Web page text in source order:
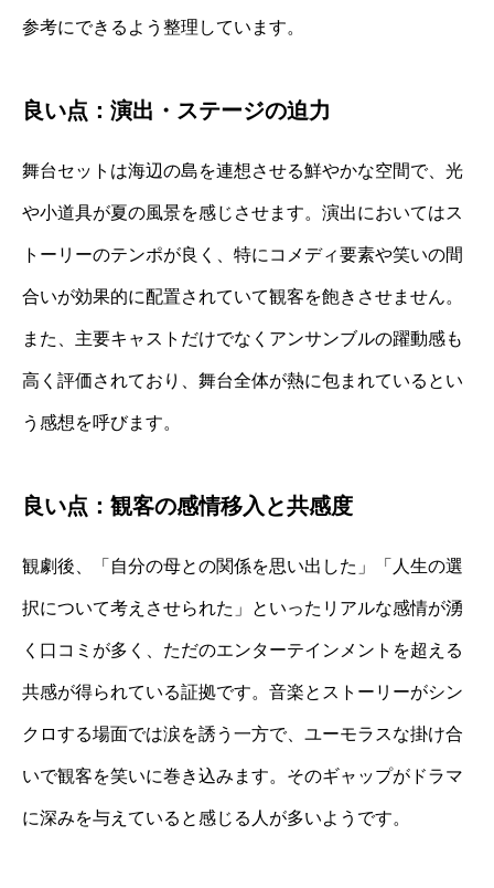
参考にできるよう整理しています。
良い点：演出・ステージの迫力
舞台セットは海辺の島を連想させる鮮やかな空間で、光
や小道具が夏の風景を感じさせます。演出においてはス
トーリーのテンポが良く、特にコメディ要素や笑いの間
合いが効果的に配置されていて観客を飽きさせません。
また、主要キャストだけでなくアンサンブルの躍動感も
高く評価されており、舞台全体が熱に包まれているとい
う感想を呼びます。
良い点：観客の感情移入と共感度
観劇後、「自分の母との関係を思い出した」「人生の選
択について考えさせられた」といったリアルな感情が湧
く口コミが多く、ただのエンターテインメントを超える
共感が得られている証拠です。音楽とストーリーがシン
クロする場面では涙を誘う一方で、ユーモラスな掛け合
いで観客を笑いに巻き込みます。そのギャップがドラマ
に深みを与えていると感じる人が多いようです。